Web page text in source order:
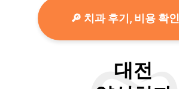
🔎 치과 후기, 비용 확인